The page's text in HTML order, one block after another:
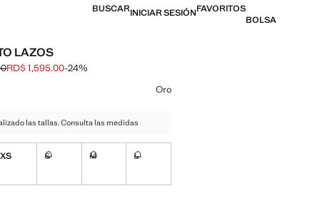
BUSCARINICIAR SESIÓNFAVORITOS
BOLSA
LAZOS
[RD$ 2,095.00 ]
[RD$ 1,595.00 ]
RD$ 1,595.00-24%
color
Oro
las tallas. Consulta las medidas
XS S M L